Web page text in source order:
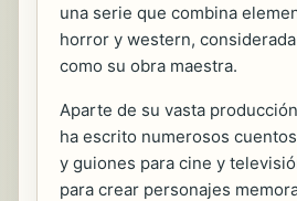
una serie que combina
horror y western,
como su obra maestra.
Aparte de su vasta
ha escrito numerosos
y guiones para cine y
para crear personajes